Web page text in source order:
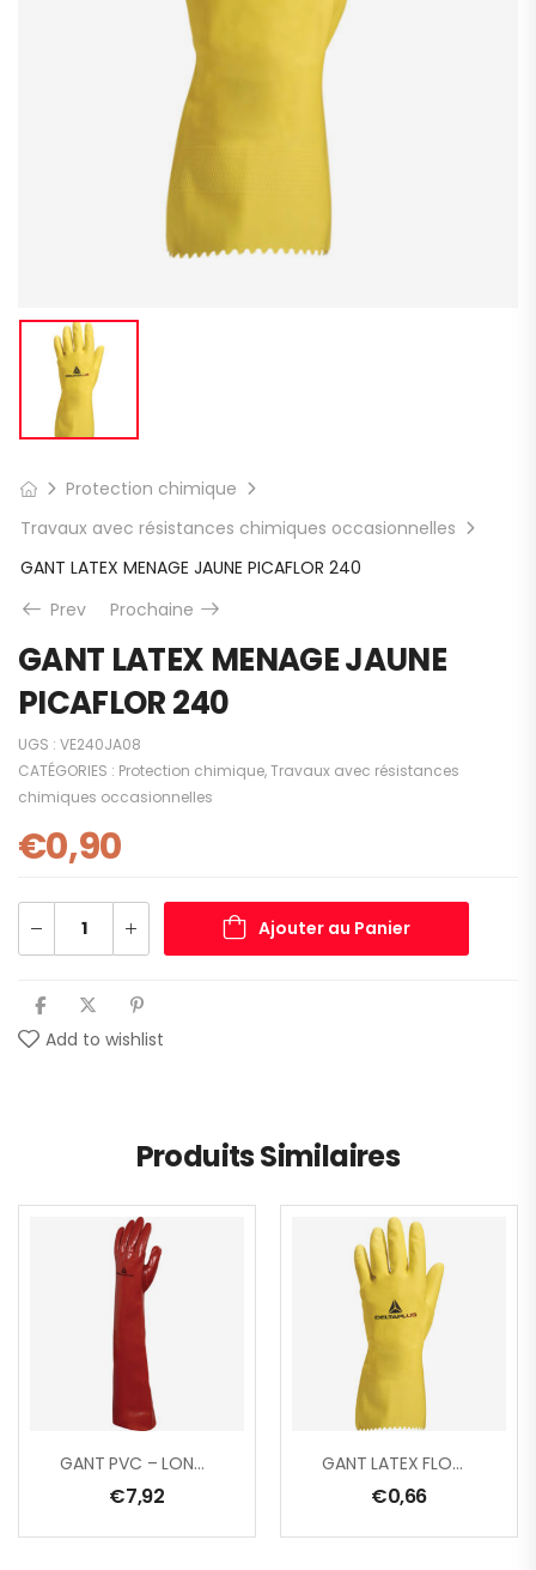
Protection chimique
Travaux avec résistances chimiques occasionnelles
GANT LATEX MENAGE JAUNE PICAFLOR 240
Prev
Prochaine
GANT LATEX MENAGE JAUNE
PICAFLOR 240
UGS : VE240JA08
CATÉGORIES : Protection chimique,Travaux avec résistances
chimiques occasionnelles
€0,90
Ajouter au Panier
Add to wishlist
Produits Similaires
GANT PVC – LONGUEUR 60 CM
€7,92
GANT LATEX FLOQUÉ COTON
€0,66